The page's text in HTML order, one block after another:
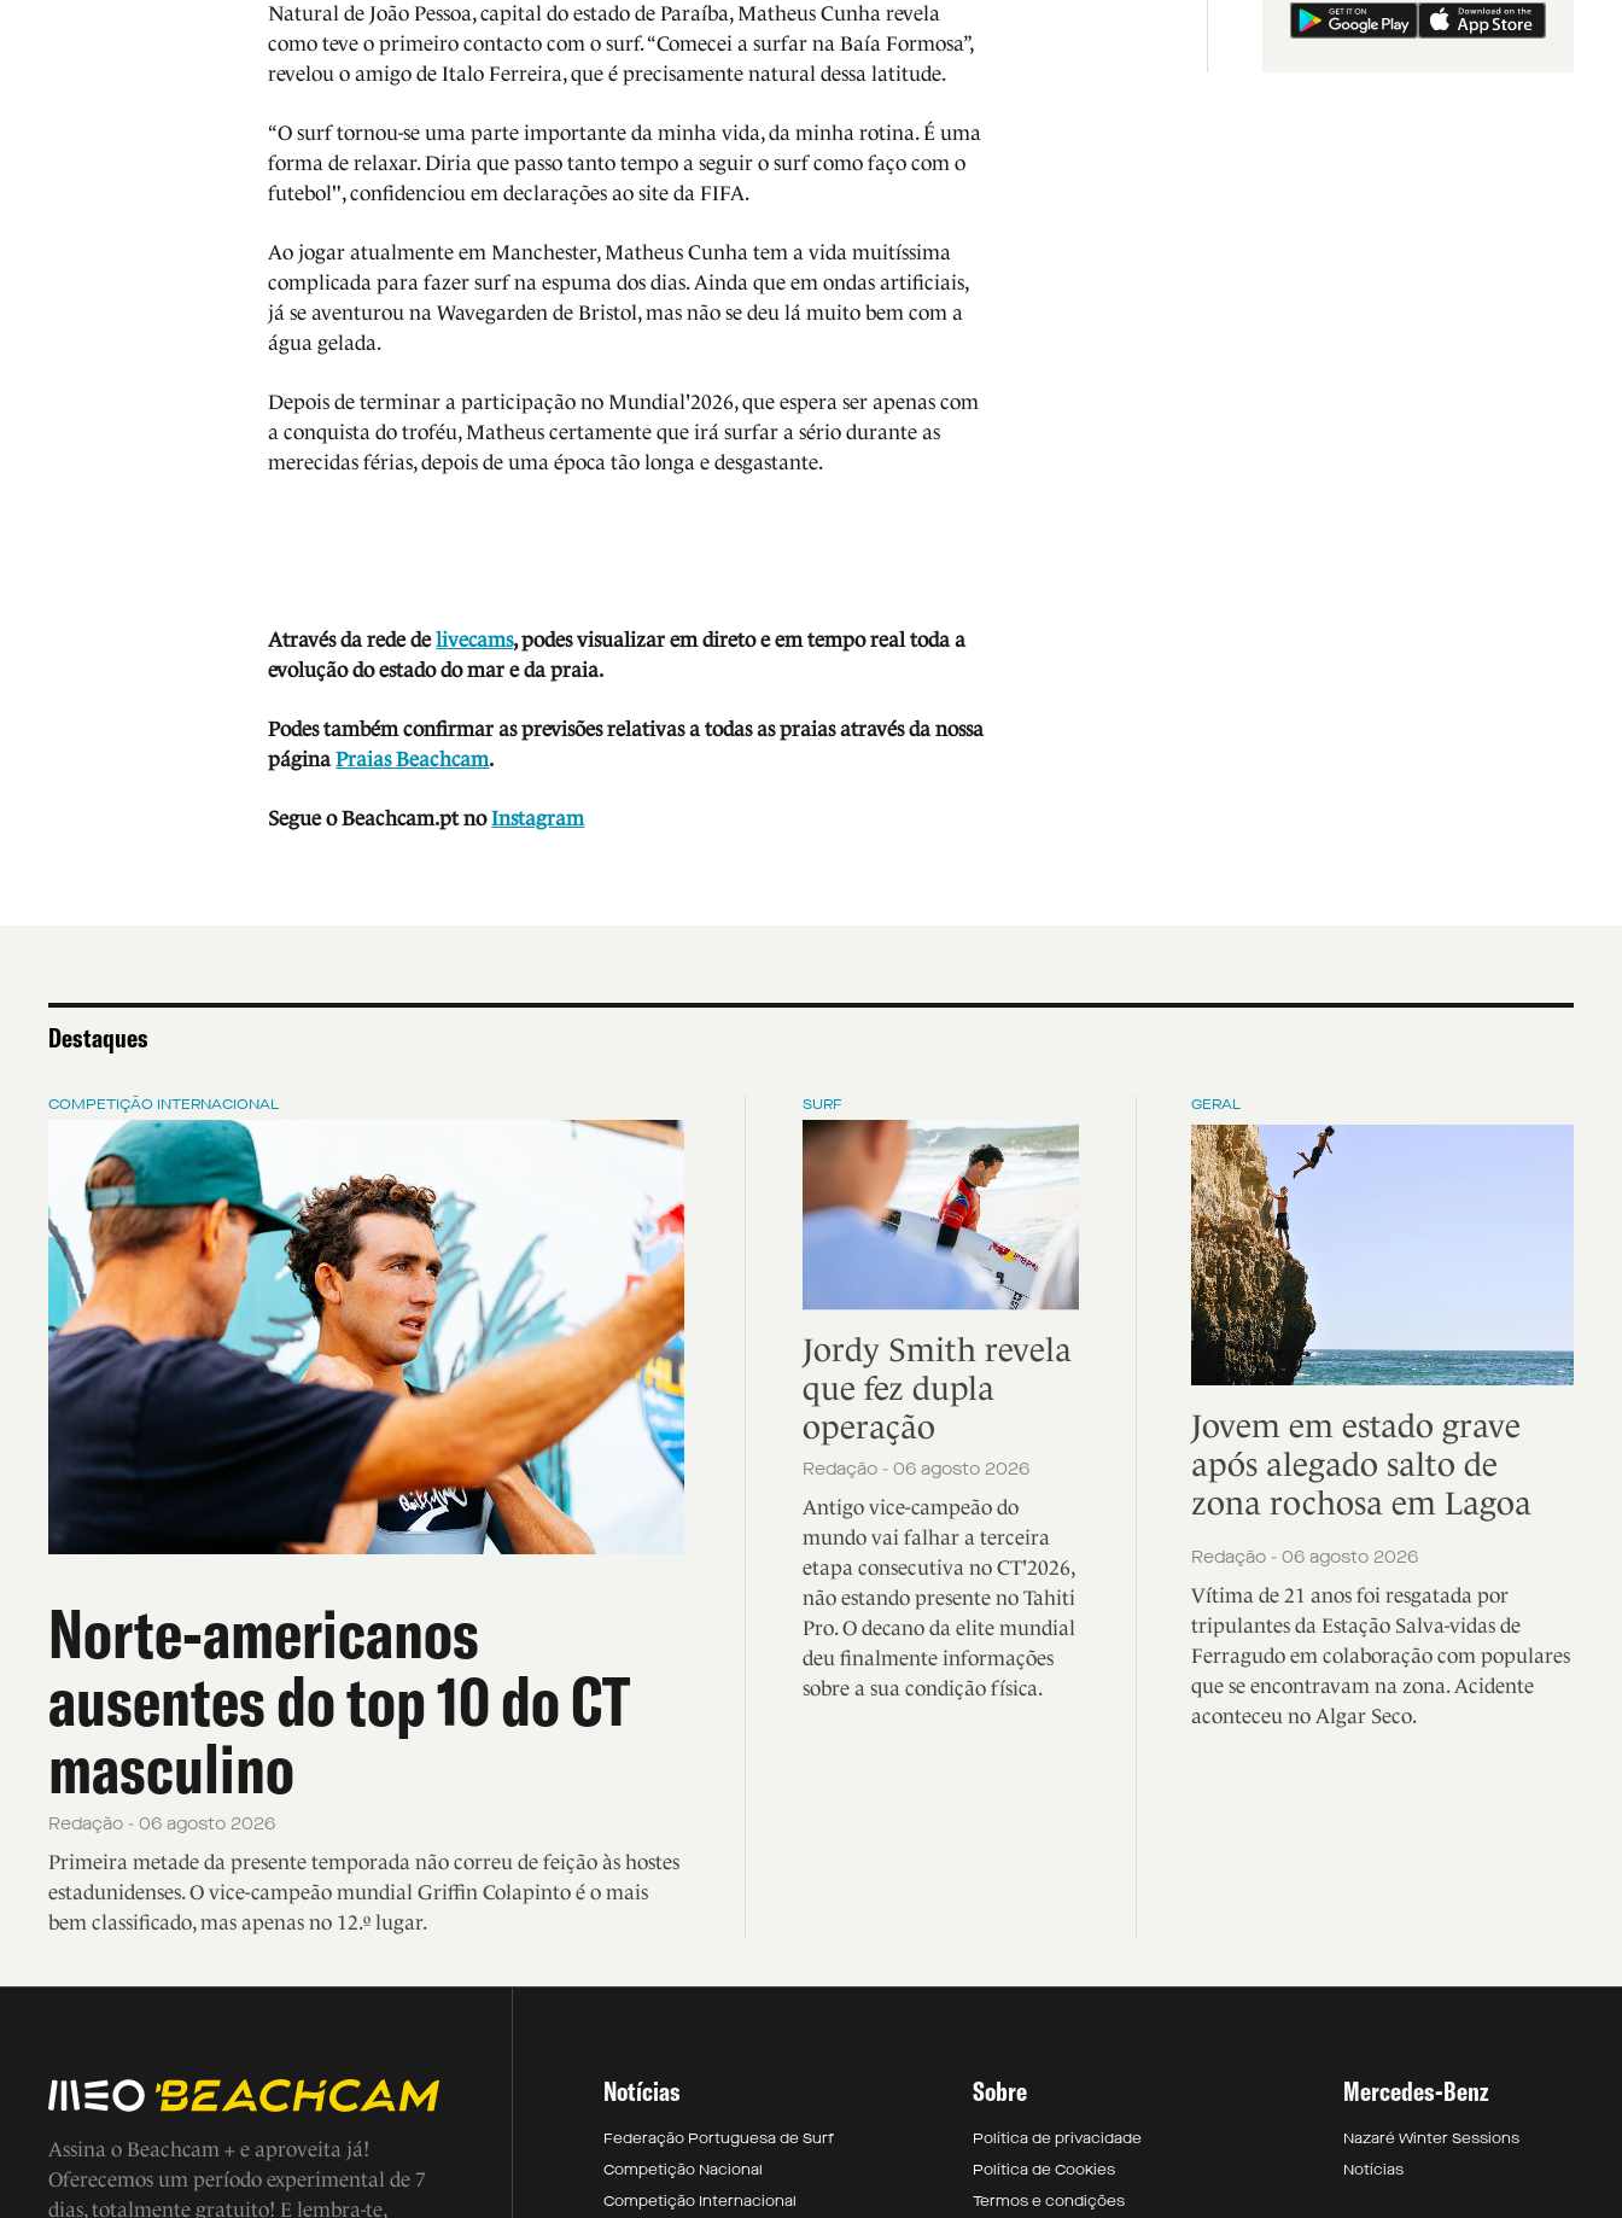
Natural de João Pessoa, capital do estado de Paraíba, Matheus Cunha revela
como teve o primeiro contacto com o surf. “Comecei a surfar na Baía Formosa”,
revelou o amigo de Italo Ferreira, que é precisamente natural dessa latitude.
“O surf tornou-se uma parte importante da minha vida, da minha rotina. É uma
forma de relaxar. Diria que passo tanto tempo a seguir o surf como faço com o
futebol", confidenciou em declarações ao site da FIFA.
Ao jogar atualmente em Manchester, Matheus Cunha tem a vida muitíssima
complicada para fazer surf na espuma dos dias. Ainda que em ondas artificiais,
já se aventurou na Wavegarden de Bristol, mas não se deu lá muito bem com a
água gelada.
Depois de terminar a participação no Mundial'2026, que espera ser apenas com
a conquista do troféu, Matheus certamente que irá surfar a sério durante as
merecidas férias, depois de uma época tão longa e desgastante.
Através da rede delivecams, podes visualizar em direto e em tempo real toda a
evolução do estado do mar e da praia.
Podes também confirmar as previsões relativas a todas as praias através da nossa
páginaPraias Beachcam.
Segue o Beachcam.pt no Instagram
Destaques
COMPETIÇÃO INTERNACIONAL
Norte-americanos
ausentes do top 10 do CT
masculino
Redação - 06 agosto 2026
Primeira metade da presente temporada não correu de feição às hostes
estadunidenses. O vice-campeão mundial Griffin Colapinto é o mais
bem classificado, mas apenas no 12.º lugar.
SURF
Jordy Smith revela
que fez dupla
operação
Redação - 06 agosto 2026
Antigo vice-campeão do
mundo vai falhar a terceira
etapa consecutiva no CT'2026,
não estando presente no Tahiti
Pro. O decano da elite mundial
deu finalmente informações
sobre a sua condição física.
GERAL
Jovem em estado grave
após alegado salto de
zona rochosa em Lagoa
Redação - 06 agosto 2026
Vítima de 21 anos foi resgatada por
tripulantes da Estação Salva-vidas de
Ferragudo em colaboração com populares
que se encontravam na zona. Acidente
aconteceu no Algar Seco.
Assina o Beachcam + e aproveita já!
Oferecemos um período experimental de 7
dias, totalmente gratuito! E lembra-te,
Notícias
Federação Portuguesa de Surf
Competição Nacional
Competição Internacional
Sobre
Política de privacidade
Política de Cookies
Termos e condições
Mercedes-Benz
Nazaré Winter Sessions
Notícias